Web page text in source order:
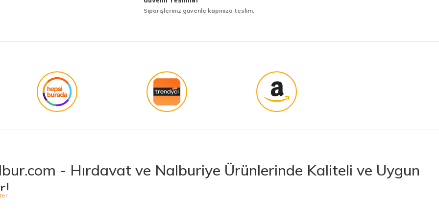
Siparişleriniz güvenle kapınıza teslim.
- Hırdavat ve Nalburiye Ürünlerinde Kaliteli ve Uygun